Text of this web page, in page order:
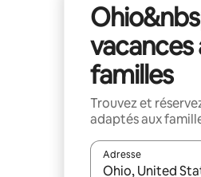
familles
Trouvez et
adaptés aux
Adresse
Lorsque les